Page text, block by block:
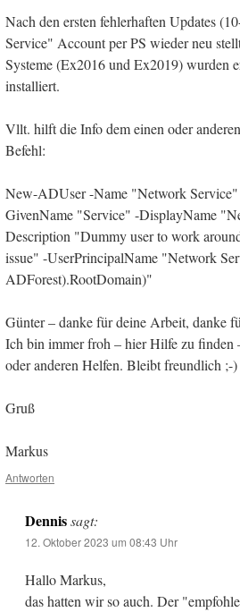
Nach den ersten fehlerhaften Updates
Service" Account per PS wieder neu
Systeme (Ex2016 und Ex2019) wurden
installiert.
Vllt. hilft die Info dem einen oder
Befehl:
New-ADUser -Name "Network
GivenName "Service" -DisplayName
Description "Dummy user to work
issue" -UserPrincipalName "Network
ADForest).RootDomain)"
Günter – danke für deine Arbeit, danke
Ich bin immer froh – hier Hilfe zu finden
oder anderen Helfen. Bleibt freundlich ;-)
Gruß
Markus
Antworten
Dennis sagt:
12. Oktober 2023 um 08:43 Uhr
Hallo Markus,
das hatten wir so auch. Der